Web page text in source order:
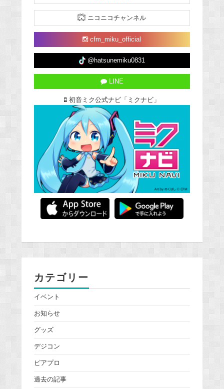
ニコニコチャンネル
cfm_miku_official
@hatsunemiku0831
LINE
初音ミク公式ナビ「ミクナビ」
カテゴリー
イベント
お知らせ
グッズ
デジコン
ピアプロ
過去の記事